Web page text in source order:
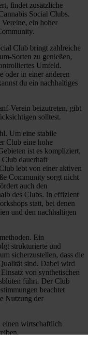
findet zusätzliche
Social Clubs.
ein hoher
Club bringt zahlreiche
Sorten zu genießen,
Umfeld.
oder in einer anderen
du ein nachhaltiges
Verein beizutreten, gibt
solltest.
Um eine stabile
Club eine hohe
ist es kompliziert,
Club dauerhaft
lebt von einer aktiven
Community sorgt nicht
auch den
des Clubs. In effizient
statt, bei denen
und den nachhaltigen
Ein
strukturierte und
sicherzustellen, dass die
sind. Dabei wird
von synthetischen
führt. Der Club
beachtet
Nutzung der
einen wirtschaftlich